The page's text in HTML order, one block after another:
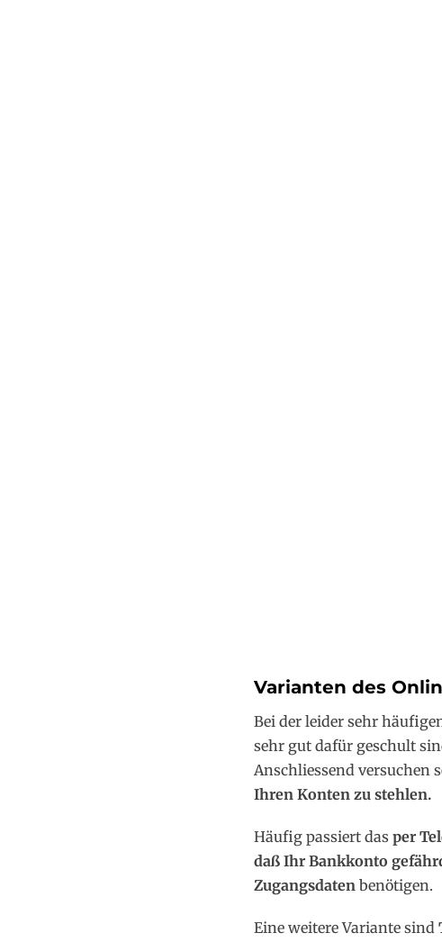
Varianten des
Bei der leider sehr
sehr gut dafür geschult
Anschliessend versuchen
Ihren Konten zu stehlen.
Häufig passiert das per
daß Ihr Bankkonto
Zugangsdaten benötigen.
Eine weitere Variante sind